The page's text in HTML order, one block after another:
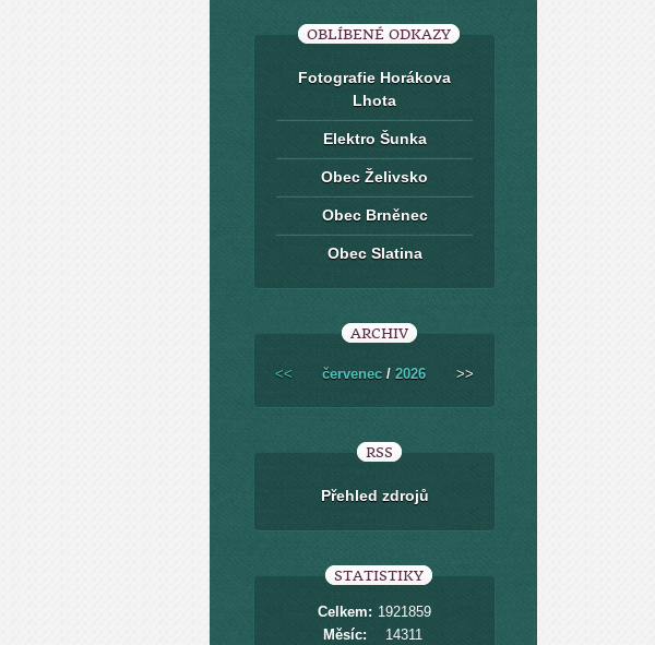
OBLÍBENÉ ODKAZY
Fotografie Horákova
Lhota
Elektro Šunka
Obec Želivsko
Obec Brněnec
Obec Slatina
ARCHIV
<< červenec / 2026 >>
RSS
Přehled zdrojů
STATISTIKY
Celkem: 1921859
Měsíc:
14311